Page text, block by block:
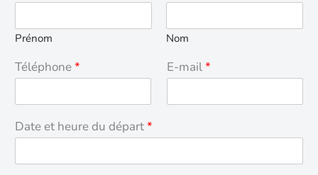
Prénom Nom
Téléphone* E-mail*
Date et heure du départ*